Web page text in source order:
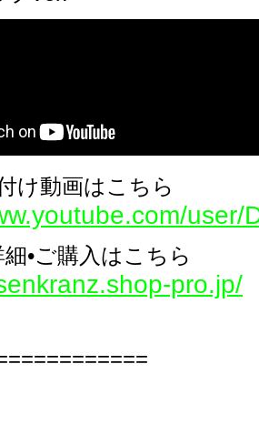
け動画はこちら
user/
•ご購入はこちら
pro.jp/